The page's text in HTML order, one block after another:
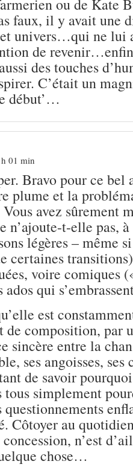
ou de Kate
faux, il y avait une
univers…qui ne lui
de
des touches
C’était un
début’…
01 min
Bravo pour ce bel
plume et la
Vous avez sûrement
n’ajoute-t-elle pas, à
légères – même
certaines
voire comiques
ados qui
est
de composition, par
sincère entre la
ses angoisses, ses
de savoir
tous simplement
Côtoyer au
n’est
chose…